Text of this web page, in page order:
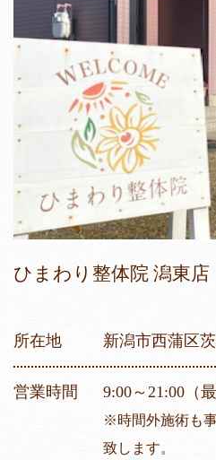
ひまわり整体院 潟東店
所在地 新潟市西蒲区
営業時間 9:00～21:00（
※時間外施術も
致します。